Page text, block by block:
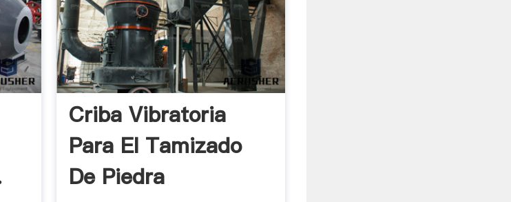
Criba Vibratoria
Para El Tamizado
De Piedra